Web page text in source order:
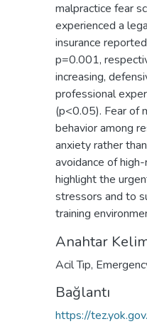
malpractice fear
experienced a
insurance
p=0.001,
increasing,
professional
(p<0.05). Fear of
behavior among
anxiety rather
avoidance of
highlight the
stressors and to
training
Anahtar
Acil Tıp,
Bağlantı
https://